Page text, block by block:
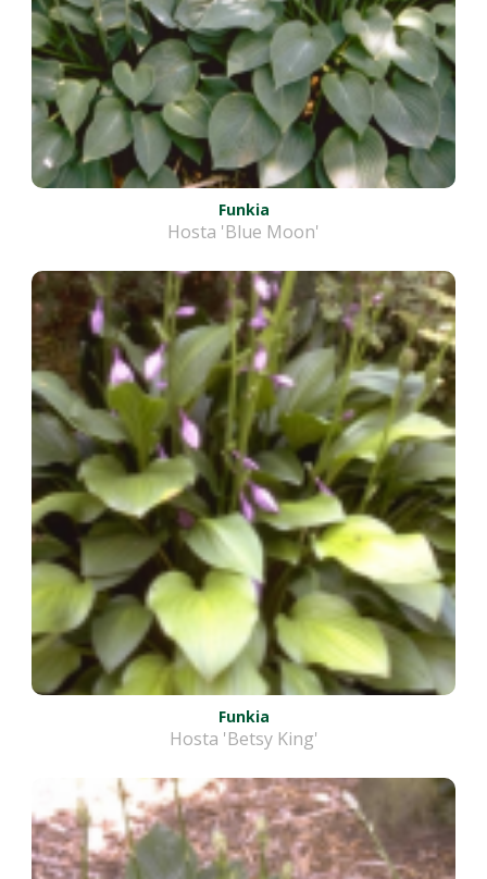
Funkia
Hosta 'Blue Moon'
Funkia
Hosta 'Betsy King'